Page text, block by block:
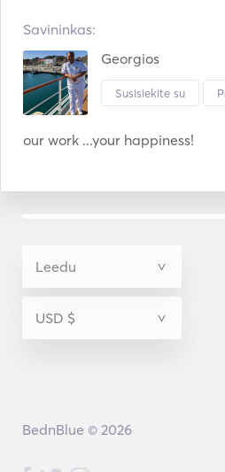
Savininkas:
Georgios
Susisiekite su
our work ...your happiness!
BednBlue © 2026